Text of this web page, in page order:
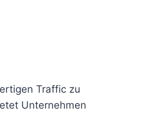
Traffic zu
Unternehmen